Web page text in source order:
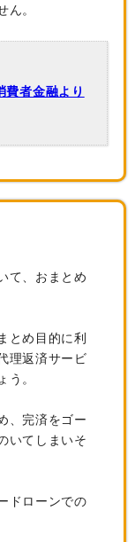
ん。
費者金融より
て、おまとめ
とめ目的に利
理返済サービ
う。
、完済をゴー
いてしまいそ
ドローンでの